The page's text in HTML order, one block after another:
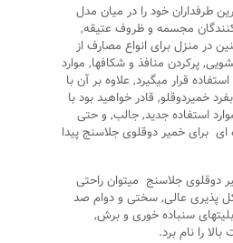
طرفداران خود را در میان مدل
مجسمه و ظروف عتیقه,
در منزل برای انواع مصارف از
پرکردن منافذ و شکافها, موارد
قرار میگیرد, علاوه بر آن با
خمیردوقلو, قادر خواهید بود با
استفاده جدید, جالب, و حتی
برای خمیر دوقلوی جلاسنج پیدا
دوقلوی جلاسنج میتوان راحتی
پذیری عالی, سختی و دوام صد
سنباده خوری و برش,
را نام برد.